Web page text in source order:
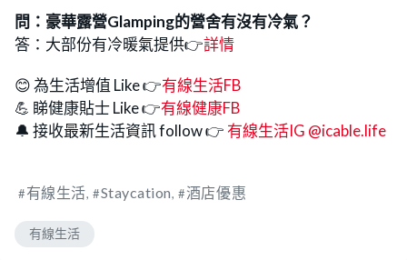
問：豪華露營Glamping的營舍有沒有冷氣？
答：大部份有冷暖氣提供👉詳情
😊 為生活增值 Like 👉有線生活FB
💪 睇健康貼士 Like 👉有線健康FB
🔔 接收最新生活資訊 follow 👉 有線生活IG @icable.life
有線生活 Staycation 酒店優惠
有線生活